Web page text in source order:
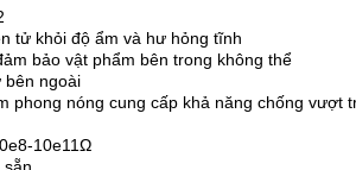
tử khỏi độ ẩm và hư hỏng tĩnh
bảo vật phẩm bên trong không thể
ngoài
phong nóng cung cấp khả năng chống vượt
10e11Ω